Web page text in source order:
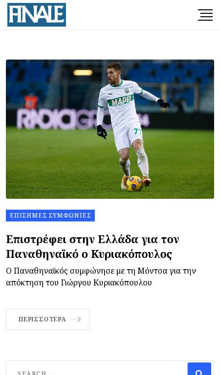
ΕΠΊΣΗΜΕΣ ΣΥΜΦΩΝΊΕΣ
Επιστρέφει στην Ελλάδα για τον
Παναθηναϊκό ο Κυριακόπουλος
Ο Παναθηναϊκός συμφώνησε με τη Μόντσα για την
απόκτηση του Γιώργου Κυριακόπουλου
ΠΕΡΙΣΣΌΤΕΡΑ